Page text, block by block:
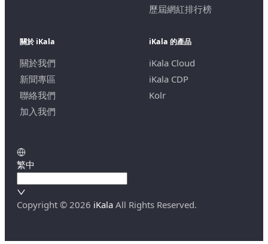
歷屆網紅排行榜
關於 iKala
關於我們
新聞專區
聯絡我們
加入我們
iKala 的產品
iKala Cloud
iKala CDP
Kolr
繁中
Copyright © 2026 iKala All Rights Reserved.